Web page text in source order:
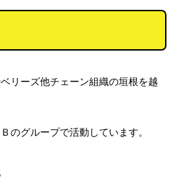
リーズ他チェーン組織の垣根を越
のグループで活動しています。